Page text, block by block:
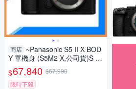
商店 ~Panasonic S5 II X BOD
Y 單機身 (S5M2 X,公司貨)S 5II
$67,840 $67,990
限時下殺